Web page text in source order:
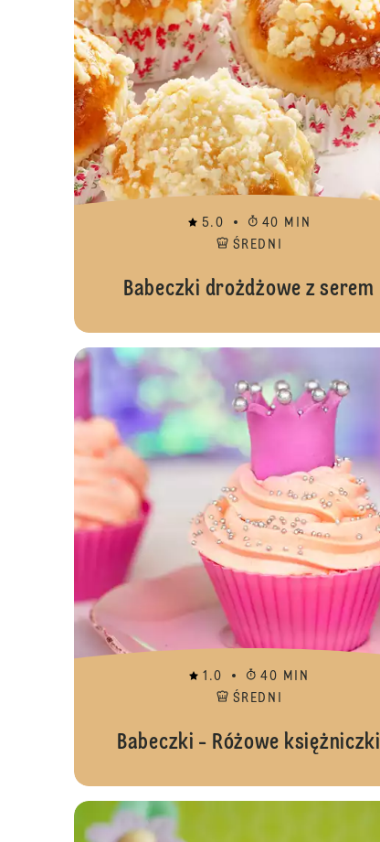
5.0
40 MIN
ŚREDNI
Babeczki drożdżowe z serem
1.0
40 MIN
ŚREDNI
Babeczki - Różowe księżniczki